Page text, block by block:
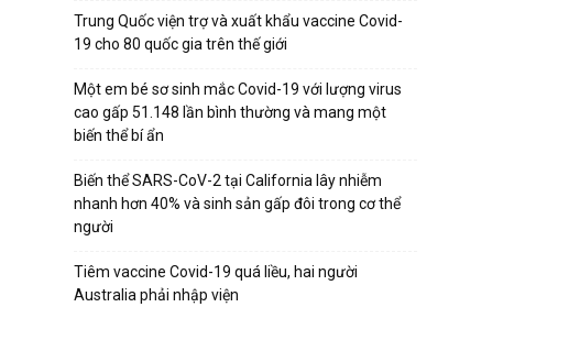
Trung Quốc viện trợ và xuất khẩu vaccine Covid-
19 cho 80 quốc gia trên thế giới
Một em bé sơ sinh mắc Covid-19 với lượng virus
cao gấp 51.148 lần bình thường và mang một
biến thể bí ẩn
Biến thể SARS-CoV-2 tại California lây nhiễm
nhanh hơn 40% và sinh sản gấp đôi trong cơ thể
người
Tiêm vaccine Covid-19 quá liều, hai người
Australia phải nhập viện